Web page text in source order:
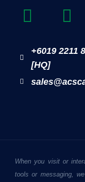
+6019 2211
[HQ]
When you visit or
tools or messaging,